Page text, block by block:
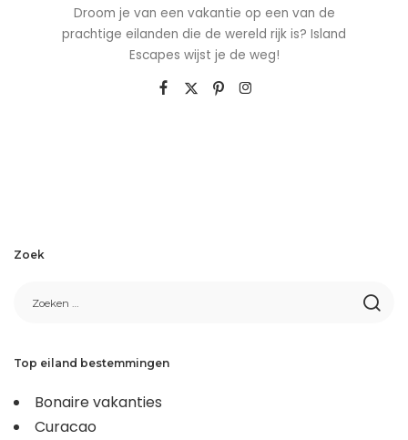
Droom je van een vakantie op een van de
prachtige eilanden die de wereld rijk is? Island
Escapes wijst je de weg!
Zoek
Top eiland bestemmingen
Bonaire vakanties
Curacao